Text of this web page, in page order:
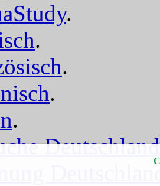
.
.
.
.
.
Deutschland